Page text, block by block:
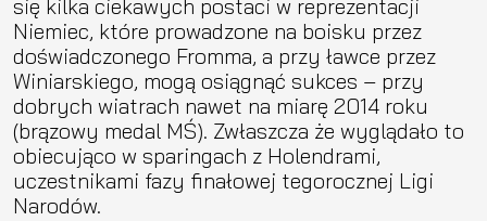
się kilka ciekawych postaci w reprezentacji
Niemiec, które prowadzone na boisku przez
doświadczonego Fromma, a przy ławce przez
Winiarskiego, mogą osiągnąć sukces – przy
dobrych wiatrach nawet na miarę 2014 roku
(brązowy medal MŚ). Zwłaszcza że wyglądało to
obiecująco w sparingach z Holendrami,
uczestnikami fazy finałowej tegorocznej Ligi
Narodów.